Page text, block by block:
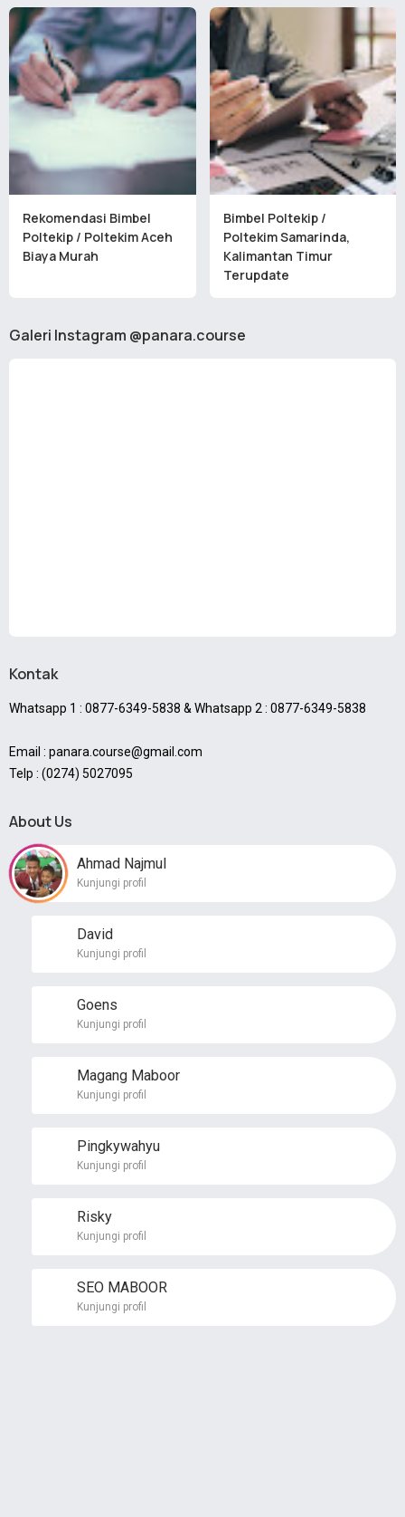
Rekomendasi Bimbel
Poltekip / Poltekim Aceh
Biaya Murah
Bimbel Poltekip /
Poltekim Samarinda,
Kalimantan Timur
Terupdate
Galeri Instagram @panara.course
Kontak
Whatsapp 1 : 0877-6349-5838 & Whatsapp 2 : 0877-6349-5838
Email : panara.course@gmail.com
Telp : (0274) 5027095
About Us
Ahmad Najmul
Kunjungi profil
David
Kunjungi profil
Goens
Kunjungi profil
Magang Maboor
Kunjungi profil
Pingkywahyu
Kunjungi profil
Risky
Kunjungi profil
SEO MABOOR
Kunjungi profil